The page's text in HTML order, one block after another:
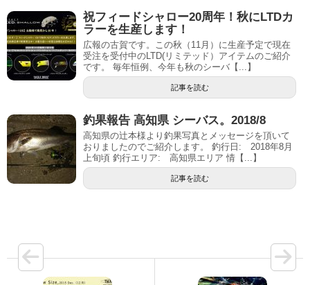
祝フィードシャロー20周年！秋にLTDカ
ラーを生産します！
広報の古賀です。この秋（11月）に生産予定で現在
受注を受付中のLTD(リミテッド）アイテムのご紹介
です。 毎年恒例、今年も秋のシーバ【...】
記事を読む
釣果報告 高知県 シーバス。2018/8
高知県の辻本様より釣果写真とメッセージを頂いて
おりましたのでご紹介します。 釣行日: 2018年8月
上旬頃 釣行エリア: 高知県エリア 情【...】
記事を読む